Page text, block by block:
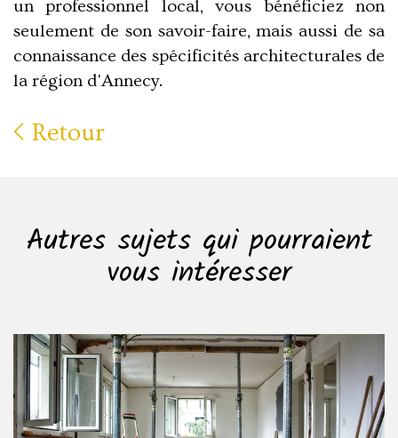
un professionnel local, vous bénéficiez non
seulement de son savoir-faire, mais aussi de sa
connaissance des spécificités architecturales de
la région d'Annecy.
Retour
Autres sujets qui pourraient
vous intéresser